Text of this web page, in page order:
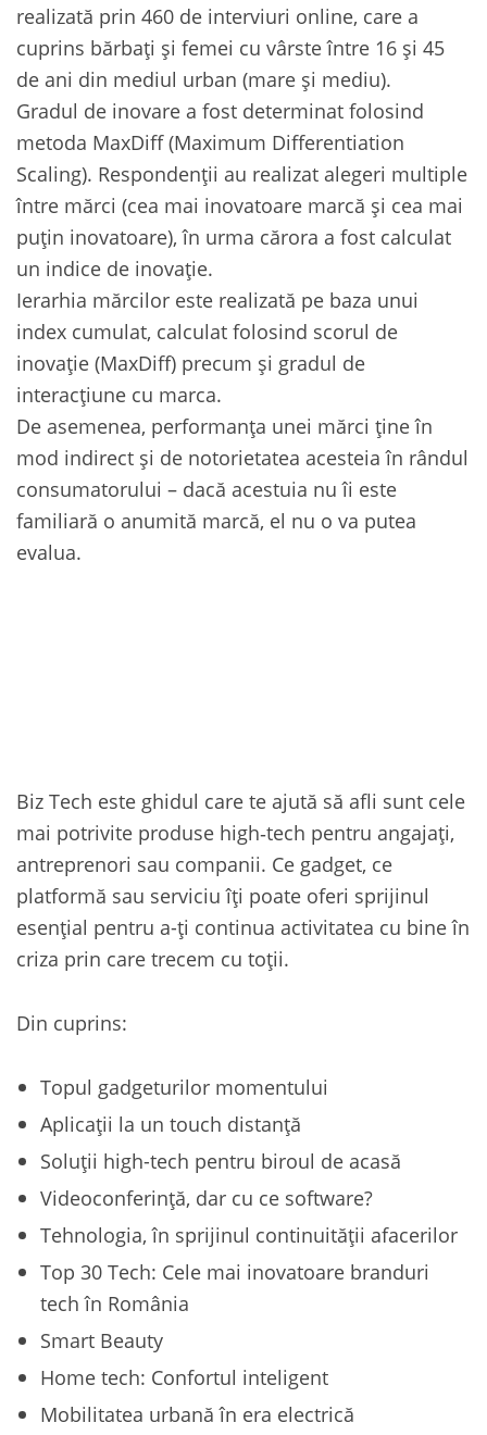
realizată prin 460 de interviuri online, care a
cuprins bărbați și femei cu vârste între 16 și 45
de ani din mediul urban (mare și mediu).
Gradul de inovare a fost determinat folosind
metoda MaxDiff (Maximum Differentiation
Scaling). Respondenții au realizat alegeri multiple
între mărci (cea mai inovatoare marcă și cea mai
puțin inovatoare), în urma cărora a fost calculat
un indice de inovație.
Ierarhia mărcilor este realizată pe baza unui
index cumulat, calculat folosind scorul de
inovație (MaxDiff) precum și gradul de
interacțiune cu marca.
De asemenea, performanța unei mărci ține în
mod indirect și de notorietatea acesteia în rândul
consumatorului – dacă acestuia nu îi este
familiară o anumită marcă, el nu o va putea
evalua.
Biz Tech este ghidul care te ajută să afli sunt cele
mai potrivite produse high‑tech pentru angajați,
antreprenori sau companii. Ce gadget, ce
platformă sau serviciu îți poate oferi sprijinul
esențial pentru a-ți continua activitatea cu bine în
criza prin care trecem cu toții.
Din cuprins:
Topul gadgeturilor momentului
Aplicații la un touch distanță
Soluții high-tech pentru biroul de acasă
Videoconferință, dar cu ce software?
Tehnologia, în sprijinul continuității afacerilor
Top 30 Tech: Cele mai inovatoare branduri
tech în România
Smart Beauty
Home tech: Confortul inteligent
Mobilitatea urbană în era electrică